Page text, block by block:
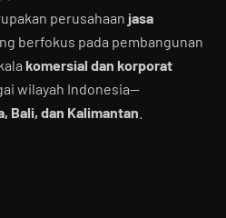
perusahaan jasa
berfokus pada pembangunan
komersial dan korporat
wilayah Indonesia—
Bali, dan Kalimantan